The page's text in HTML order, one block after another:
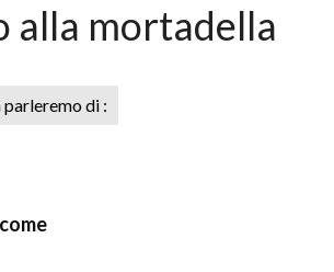
alla mortadella
parleremo di :